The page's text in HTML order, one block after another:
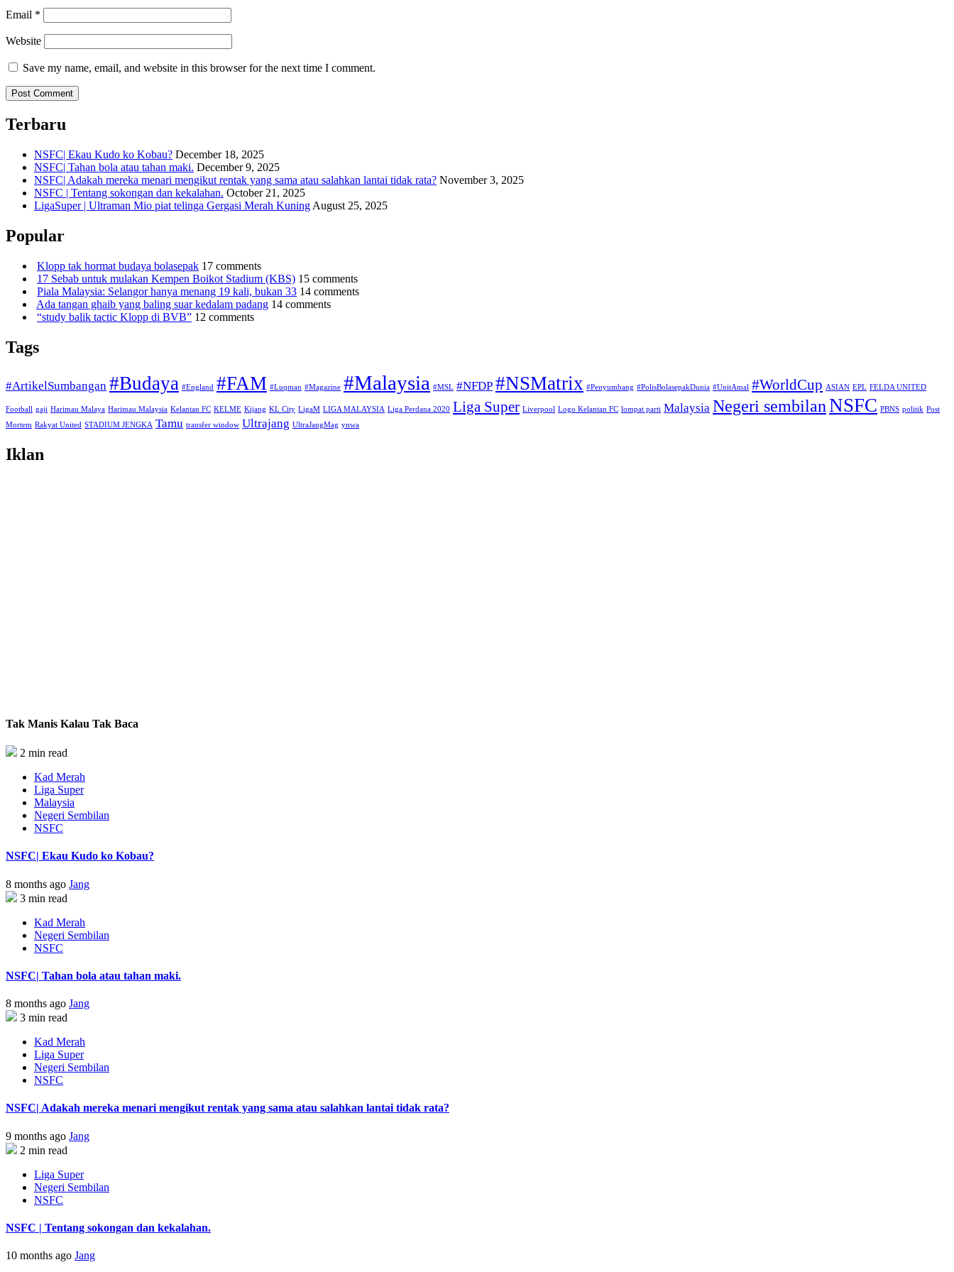
Email *
Website
Save my name, email, and website in this browser for the next time I comment.
Terbaru
NSFC| Ekau Kudo ko Kobau? December 18, 2025
NSFC| Tahan bola atau tahan maki. December 9, 2025
NSFC| Adakah mereka menari mengikut rentak yang sama atau salahkan lantai tidak rata? November 3, 2025
NSFC | Tentang sokongan dan kekalahan. October 21, 2025
LigaSuper | Ultraman Mio piat telinga Gergasi Merah Kuning August 25, 2025
Popular
Klopp tak hormat budaya bolasepak 17 comments
17 Sebab untuk mulakan Kempen Boikot Stadium (KBS) 15 comments
Piala Malaysia: Selangor hanya menang 19 kali, bukan 33 14 comments
Ada tangan ghaib yang baling suar kedalam padang 14 comments
“study balik tactic Klopp di BVB” 12 comments
Tags
#ArtikelSumbangan #Budaya #England #FAM #Luqman #Magazine #Malaysia #MSL #NFDP #NSMatrix #Penyumbang #PolisBolasepakDunia #UnitAmal #WorldCup ASIAN EPL FELDA UNITED
Football gaji Harimau Malaya Harimau Malaysia Kelantan FC KELME Kijang KL City LigaM LIGA MALAYSIA Liga Perdana 2020 Liga Super Liverpool Logo Kelantan FC lompat parti Malaysia Negeri sembilanNSFC PBNS politik Post
Mortem Rakyat United STADIUM JENGKA Tamu transfer window Ultrajang UltraJangMag ynwa
Iklan
Tak Manis Kalau Tak Baca
2 min read
Kad Merah
Liga Super
Malaysia
Negeri Sembilan
NSFC
NSFC| Ekau Kudo ko Kobau?
8 months ago Jang
3 min read
Kad Merah
Negeri Sembilan
NSFC
NSFC| Tahan bola atau tahan maki.
8 months ago Jang
3 min read
Kad Merah
Liga Super
Negeri Sembilan
NSFC
NSFC| Adakah mereka menari mengikut rentak yang sama atau salahkan lantai tidak rata?
9 months ago Jang
2 min read
Liga Super
Negeri Sembilan
NSFC
NSFC | Tentang sokongan dan kekalahan.
10 months ago Jang